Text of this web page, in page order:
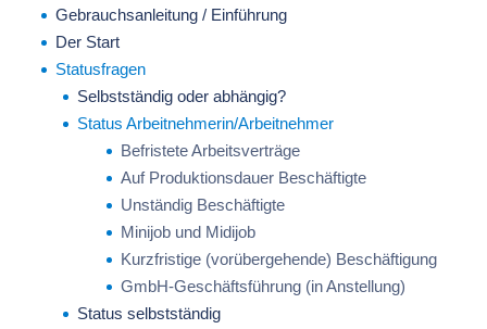
Gebrauchsanleitung / Einführung
Der Start
Statusfragen
Selbstständig oder abhängig?
Status Arbeitnehmerin/Arbeitnehmer
Befristete Arbeitsverträge
Auf Produktionsdauer Beschäftigte
Unständig Beschäftigte
Minijob und Midijob
Kurzfristige (vorübergehende) Beschäftigung
GmbH-Geschäftsführung (in Anstellung)
Status selbstständig